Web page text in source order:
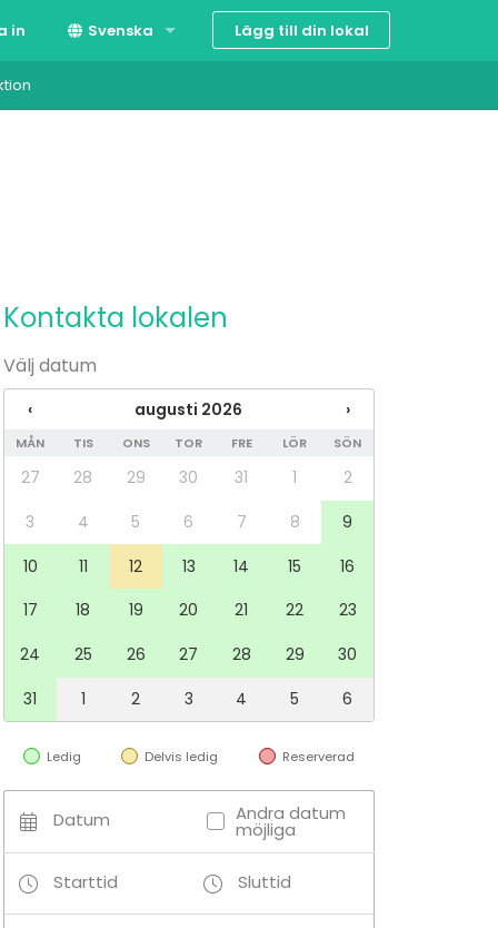
in Svenska Lägg till din lokal
Kontakta lokalen
Välj datum
‹ augusti 2026 ›
MÅN TIS ONS TOR FRE LÖR SÖN
27 28 29 30 31 1
2
3
4 5 6 7 8
9
10
11 12 13 14 15
16
17
18 19 20 21 22
23
24
25 26 27 28 29
30
31
1 2 3 4 5 6
Ledig Delvis ledig Reserverad
Datum Andra datum
möjliga
Starttid Sluttid